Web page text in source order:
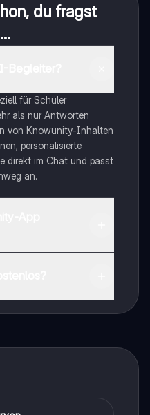
du fragst
für Schüler
als nur Antworten
von Knowunity-Inhalten
personalisierte
direkt im Chat und passt
an.